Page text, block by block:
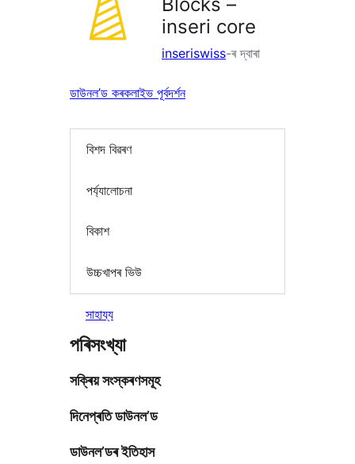
inseri core
inseriswiss-ৰ দ্বাৰা
ডাউনল’ড কৰকলাইভ পূৰ্বদৰ্শন
বিশদ বিৱৰণ
পৰ্য্যালোচনা
বিকাশ
উচ্চখাপৰ ভিউ
সাহায্য
পৰিসংখ্যা
সক্ৰিয় সংস্কৰণসমূহ
দিনেপ্ৰতি ডাউনল’ড
ডাউনল’ডৰ ইতিহাস